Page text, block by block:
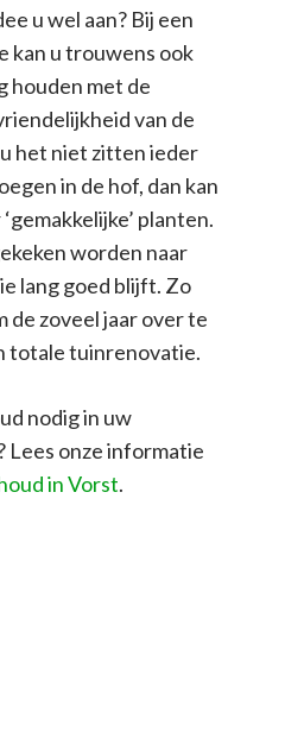
u wel aan? Bij een
kan u trouwens ook
houden met de
van de
het niet zitten ieder
in de hof, dan kan
planten.
worden naar
lang goed blijft. Zo
de zoveel jaar over te
totale tuinrenovatie.
nodig in uw
Lees onze informatie
in Vorst.